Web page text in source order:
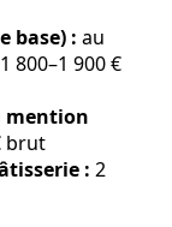
base) : au
800–1 900 €
mention
brut
: 2